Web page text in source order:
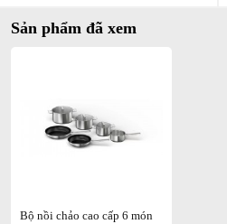
Tương thích cảm ứng
Sản phẩm đã xem
Bộ nồi chảo cao cấp 6 món